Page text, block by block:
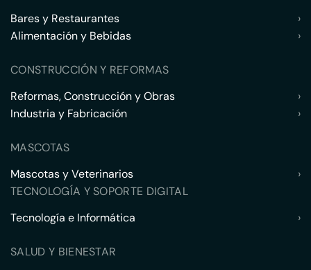
Bares y Restaurantes
›
Alimentación y Bebidas
›
CONSTRUCCIÓN Y REFORMAS
Reformas, Construcción y Obras
›
Industria y Fabricación
›
MASCOTAS
Mascotas y Veterinarios
›
TECNOLOGÍA Y SOPORTE DIGITAL
Tecnología e Informática
›
SALUD Y BIENESTAR